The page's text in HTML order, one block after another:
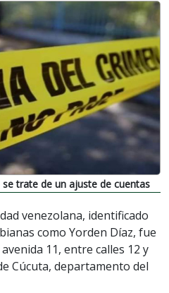
trate de un ajuste de cuentas
venezolana, identificado
como Yorden Díaz, fue
11, entre calles 12 y
Cúcuta, departamento del